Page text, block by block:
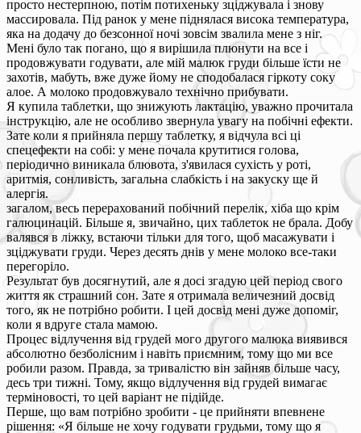
просто нестерпною, потім потихеньку зціджувала і знову
массировала. Під ранок у мене піднялася висока температура,
яка на додачу до безсонної ночі зовсім звалила мене з ніг.
Мені було так погано, що я вирішила плюнути на все і
продовжувати годувати, але мій малюк груди більше їсти не
захотів, мабуть, вже дуже йому не сподобалася гіркоту соку
алое. А молоко продовжувало технічно прибувати.
Я купила таблетки, що знижують лактацію, уважно прочитала
інструкцію, але не особливо звернула увагу на побічні ефекти.
Зате коли я прийняла першу таблетку, я відчула всі ці
спецефекти на собі: у мене почала крутитися голова,
періодично виникала блювота, з'явилася сухість у роті,
аритмія, сонливість, загальна слабкість і на закуску ще й
алергія.
загалом, весь перерахований побічний перелік, хіба що крім
галюцинацій. Більше я, звичайно, цих таблеток не брала. Добу
валявся в ліжку, встаючи тільки для того, щоб масажувати і
зціджувати груди. Через десять днів у мене молоко все-таки
перегоріло.
Результат був досягнутий, але я досі згадую цей період свого
життя як страшний сон. Зате я отримала величезний досвід
того, як не потрібно робити. І цей досвід мені дуже допоміг,
коли я вдруге стала мамою.
Процес відлучення від грудей мого другого малюка виявився
абсолютно безболісним і навіть приємним, тому що ми все
робили разом. Правда, за тривалістю він зайняв більше часу,
десь три тижні. Тому, якщо відлучення від грудей вимагає
терміновості, то цей варіант не підійде.
Перше, що вам потрібно зробити - це прийняти впевнене
рішення: «Я більше не хочу годувати грудьми, тому що я